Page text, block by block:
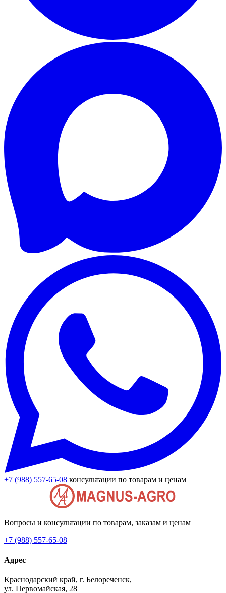
+7 (988) 557-65-08 консультации по товарам и ценам
Вопросы и консультации по товарам, заказам и ценам
+7 (988) 557-65-08
Адрес
Краснодарский край, г. Белореченск,
ул. Первомайская, 28